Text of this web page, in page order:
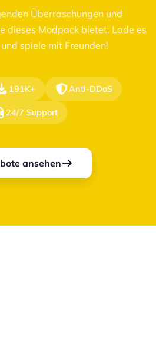
Überraschungen und
dieses Modpack bietet. Lade es
spiele mit Freunden!
191K+ Anti-DDoS
24/7 Support
ansehen